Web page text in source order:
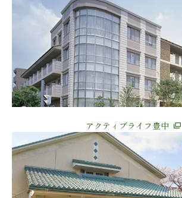
アクティブライフ豊中